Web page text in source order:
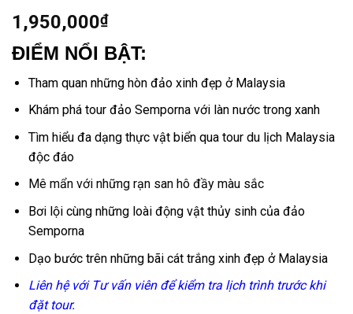
1,950,000₫
ĐIỂM NỔI BẬT:
Tham quan những hòn đảo xinh đẹpở Malaysia
Khám phátour đảo Sempornavới làn nước trong xanh
Tìm hiểu đa dạng thực vật biển qua tour du lịch Malaysia​
độc đáo
Mê mẩn với những rạn san hô đầy màu sắc
Bơi lội cùng những loài động vật thủy sinh của đảo
Semporna
Dạo bước trên những bãi cát trắng xinh đẹpở Malaysia
Liên hệ với Tư vấn viên để kiểm tra lịch trình trước khi
đặt tour.